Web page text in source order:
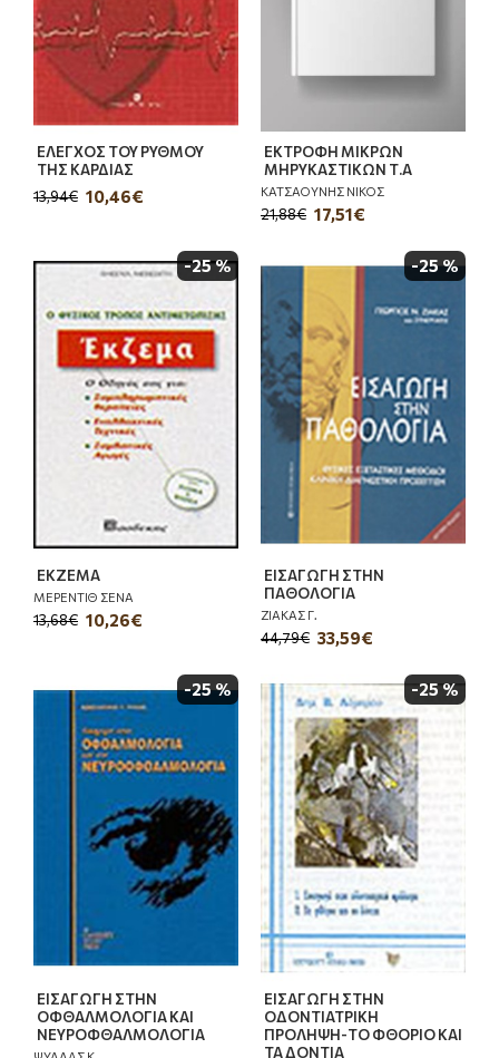
ΕΛΕΓΧΟΣ ΤΟΥ ΡΥΘΜΟΥ
ΤΗΣ ΚΑΡΔΙΑΣ
10,46€
13,94€
ΕΚΤΡΟΦΗ ΜΙΚΡΩΝ
ΜΗΡΥΚΑΣΤΙΚΩΝ Τ.Α
ΚΑΤΣΑΟΥΝΗΣ ΝΙΚΟΣ
17,51€
21,88€
-25 %
ΕΚΖΕΜΑ
ΜΕΡΕΝΤΙΘ ΣΕΝΑ
10,26€
13,68€
-25 %
ΕΙΣΑΓΩΓΗ ΣΤΗΝ
ΠΑΘΟΛΟΓΙΑ
ΖΙΑΚΑΣ Γ.
33,59€
44,79€
-25 %
ΕΙΣΑΓΩΓΗ ΣΤΗΝ
ΟΦΘΑΛΜΟΛΟΓΙΑ ΚΑΙ
ΝΕΥΡΟΦΘΑΛΜΟΛΟΓΙΑ
-25 %
ΕΙΣΑΓΩΓΗ ΣΤΗΝ
ΟΔΟΝΤΙΑΤΡΙΚΗ
ΠΡΟΛΗΨΗ-ΤΟ ΦΘΟΡΙΟ ΚΑΙ
ΤΑ ΔΟΝΤΙΑ